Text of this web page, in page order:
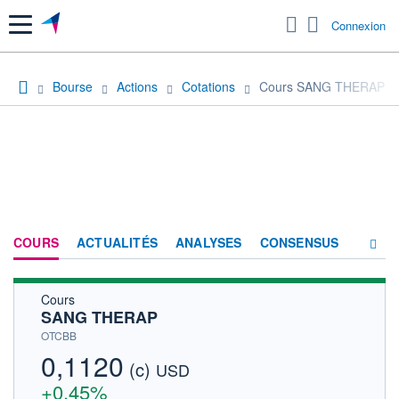
Menu Connexion
Bourse Actions Cotations Cours SANG THERAP
COURS ACTUALITÉS ANALYSES CONSENSUS
Cours
SANG THERAP
OTCBB
0,1120 (c) USD
+0,45%